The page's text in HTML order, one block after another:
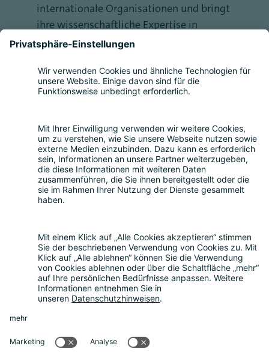
internationale Organisationen und bringt
ihre wissenschaftliche Expertise in
gesellschaftliche Debatten ein, unter
Demokratie und Regulierung. Für Bitkom
steht sie für eine evidenzbasierte,
Chancen und Risiken digitaler
Transformation.
Smart Country Convention|Transform|Digital Office
Conference|Bildungskonferenz|eIDAS Summit |
DigiFin|AIDAQ|Privacy Conference
Conference